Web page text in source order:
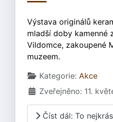
Výstava originálů
mladší doby kamenné
Vildomce, zakoupené
muzeem.
Základní údaje
Kategorie: Akce
Zveřejněno: 11.
Číst dál: To